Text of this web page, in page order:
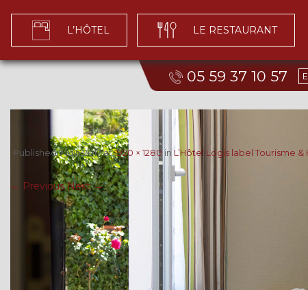
L’HÔTEL LE RESTAURANT
05 59 37 10 57
Published7 juin 2017at1920 × 1280 in L’Hôtel Logis label Tourisme &
← Previous Next →